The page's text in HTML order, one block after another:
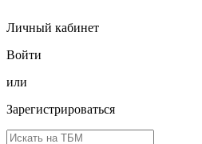
Личный кабинет
Войти
или
Зарегистрироваться